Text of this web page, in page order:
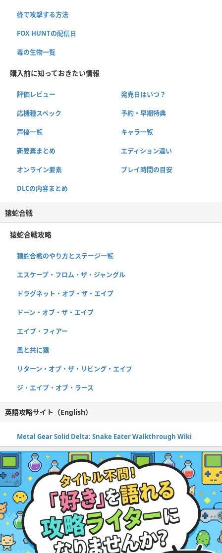
蜂で攻撃する方法
FOX HUNTの配信日
毒の生物一覧
購入前に知っておきたい情報
評価レビュー 発売日はいつ？
応機種スペック 予約・早期特典
声優一覧 キャラ一覧
新要素まとめ エディション違い
オンライン要素 プレイ時間の目安
DLCの内容まとめ
猿蛇合戦
猿蛇合戦攻略
猿蛇合戦のやり方とステージ一覧
エスケープ・フロム・ザ・ジャングル
ドラグネット・オブ・ザ・エイプ
ドーン・オブ・ザ・エイプ
エイプ・フィアー
風と共に猿
リターン・オブ・ザ・リビング・エイプ
ジ・エイプ・オブ・ラース
英語攻略サイト（English）
Metal Gear Solid Delta: Snake Eater Walkthrough Wiki